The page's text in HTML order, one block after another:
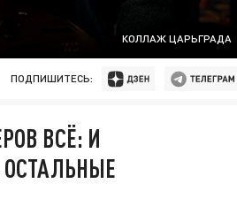
КОЛЛАЖ ЦАРЬГРАДА
ПОДПИШИТЕСЬ:
ВСЁ: И